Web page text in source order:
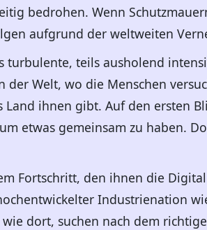
bedrohen. Wenn
aufgrund der weltweiten
teils ausholend
Welt, wo die Menschen
Land ihnen gibt. Auf den ersten
etwas gemeinsam zu haben.
Fortschritt, den ihnen die
Industrienation
dort, suchen nach dem